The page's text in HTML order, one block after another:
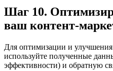
Шаг 10.
ваш контент-
Для оптимизации и улучшения
используйте полученные
эффективности) и обратную